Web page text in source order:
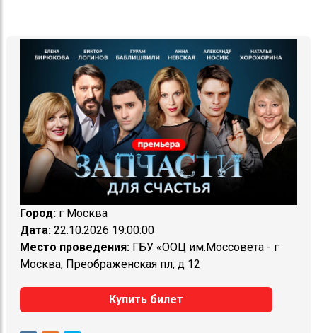
Город: г Москва
Дата: 22.10.2026 19:00:00
Место проведения: ГБУ «ООЦ им.Моссовета - г
Москва, Преображенская пл, д 12
Купить билет